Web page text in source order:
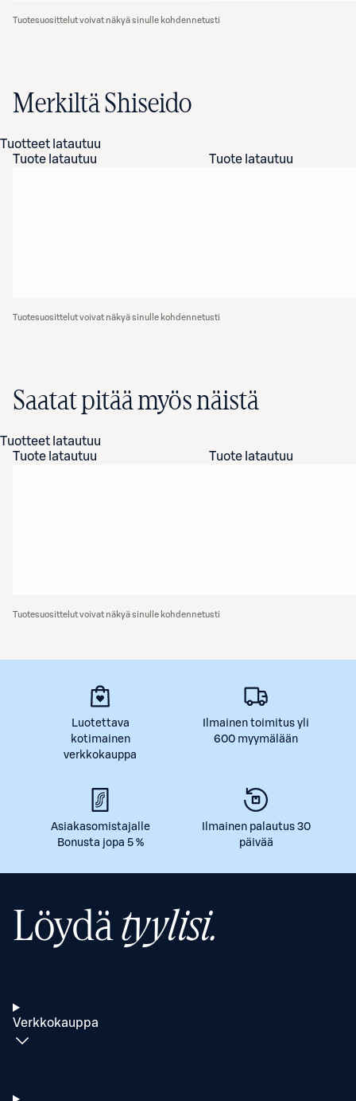
Tuotesuosittelut voivat näkyä sinulle kohdennetusti
Merkiltä Shiseido
Tuotteet latautuu
Tuote latautuu
Tuote latautuu
Tuotesuosittelut voivat näkyä sinulle kohdennetusti
Saatat pitää myös näistä
Tuotteet latautuu
Tuote latautuu
Tuote latautuu
Tuotesuosittelut voivat näkyä sinulle kohdennetusti
Luotettava
kotimainen
verkkokauppa
Ilmainen toimitus yli
600 myymälään
Asiakasomistajalle
Bonusta jopa 5 %
Ilmainen palautus 30
päivää
Löydätyylisi.
Verkkokauppa